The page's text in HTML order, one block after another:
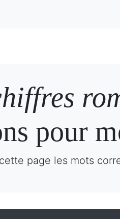
pour
page les mots